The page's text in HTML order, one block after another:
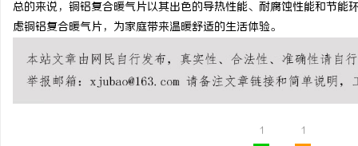
总的来说，铜铝复合暖气片以其出色的导热性能、耐腐蚀性能和节
虑铜铝复合暖气片，为家庭带来温暖舒适的生活体验。
1 1
武汉配眼镜 上海配眼镜